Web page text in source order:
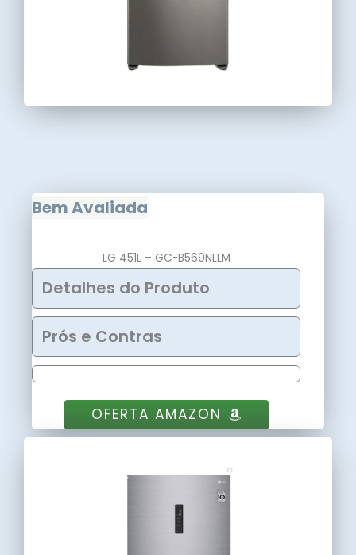
Bem Avaliada
LG 451L – GC-B569NLLM
Detalhes do Produto
Prós e Contras
OFERTA AMAZON